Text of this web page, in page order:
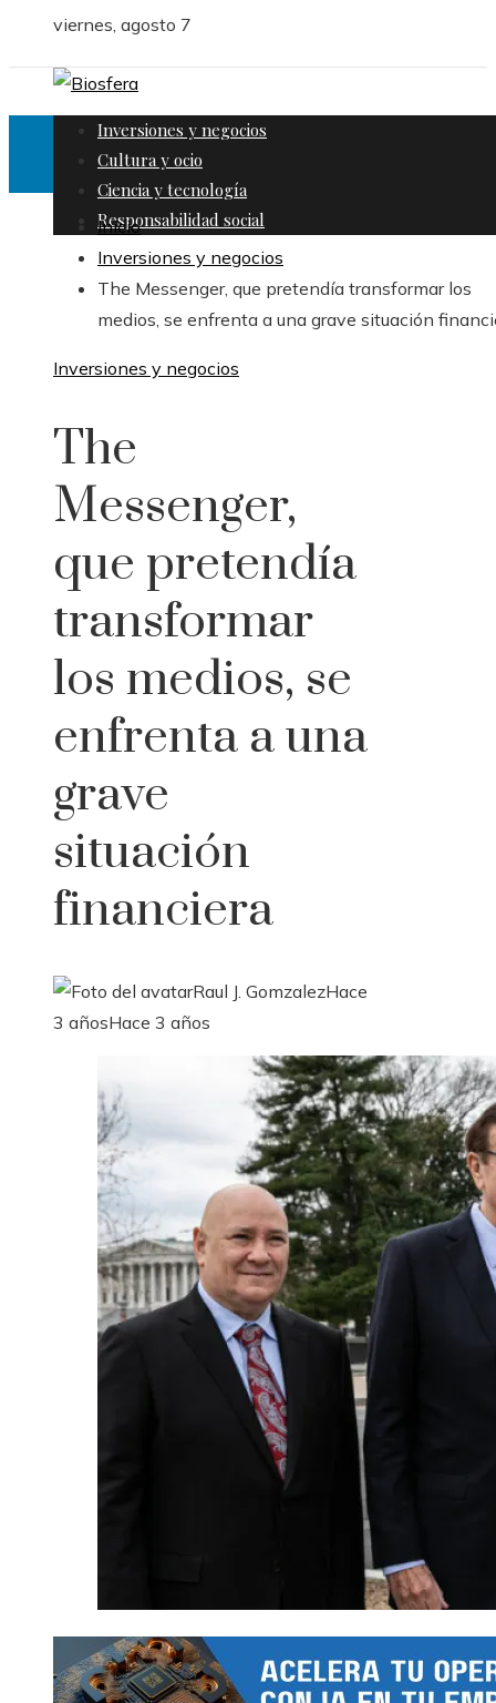
viernes, agosto 7
Inversiones y negocios
Cultura y ocio
Ciencia y tecnología
Responsabilidad social
Inicio
Inversiones y negocios
The Messenger, que pretendía transformar los
medios, se enfrenta a una grave situación
Inversiones y negocios
The
Messenger,
que pretendía
transformar
los medios, se
enfrenta a una
grave
situación
financiera
Raul J. GomzalezHace
3 añosHace 3 años